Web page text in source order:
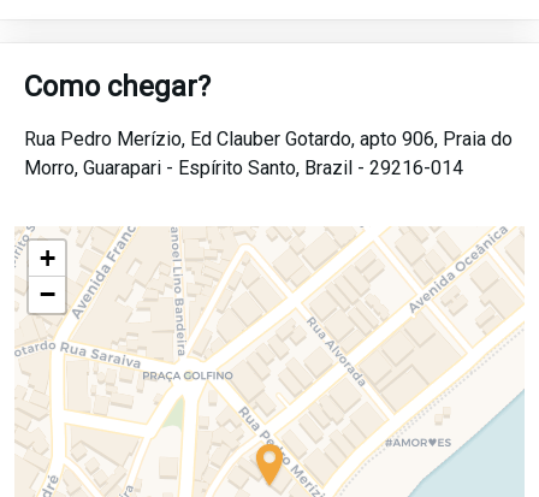
Como chegar?
Rua Pedro Merízio, Ed Clauber Gotardo, apto 906, Praia do
Morro, Guarapari - Espírito Santo, Brazil - 29216-014
+
−